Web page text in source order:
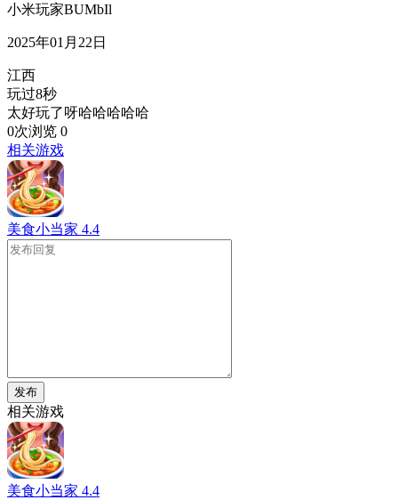
小米玩家BUMbIl
2025年01月22日
江西
玩过8秒
太好玩了呀哈哈哈哈哈
0次浏览 0
相关游戏
美食小当家 4.4
发布
相关游戏
美食小当家 4.4